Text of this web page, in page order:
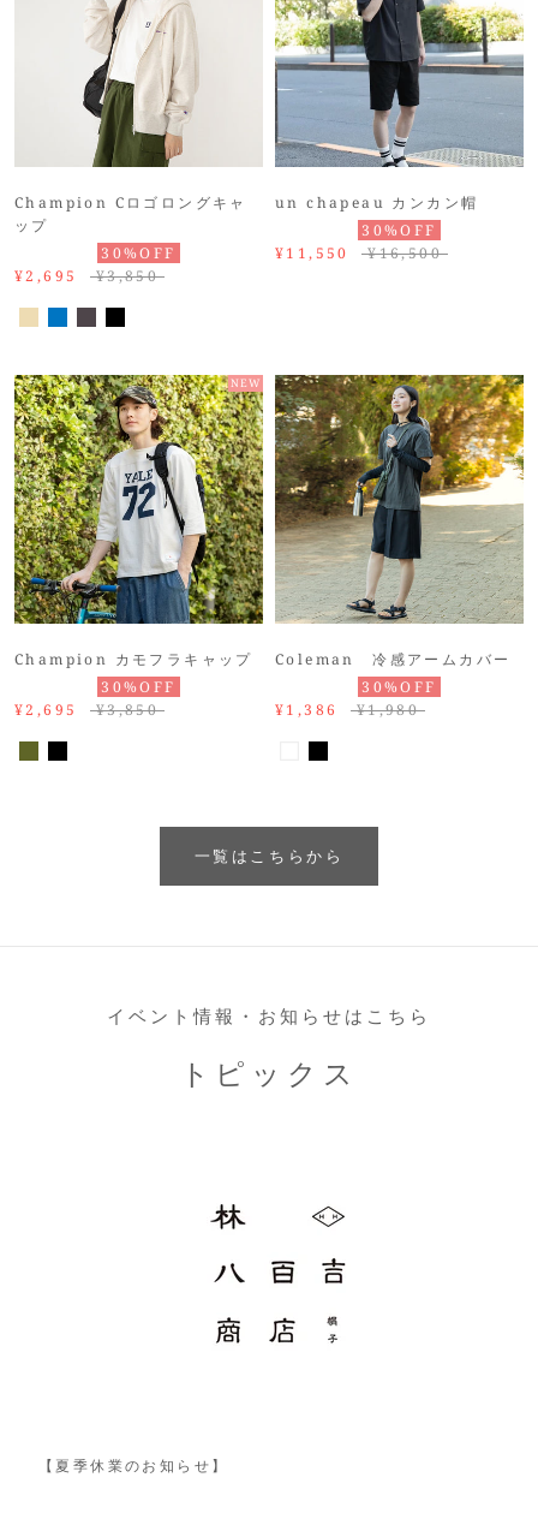
Champion Cロゴロングキャ
ップ
30%OFF
¥2,695
¥3,850
un chapeau カンカン帽
30%OFF
¥11,550
¥16,500
NEW
Champion カモフラキャップ
30%OFF
¥2,695
¥3,850
Coleman 冷感アームカバー
30%OFF
¥1,386
¥1,980
一覧はこちらから
イベント情報・お知らせはこちら
トピックス
【夏季休業のお知らせ】